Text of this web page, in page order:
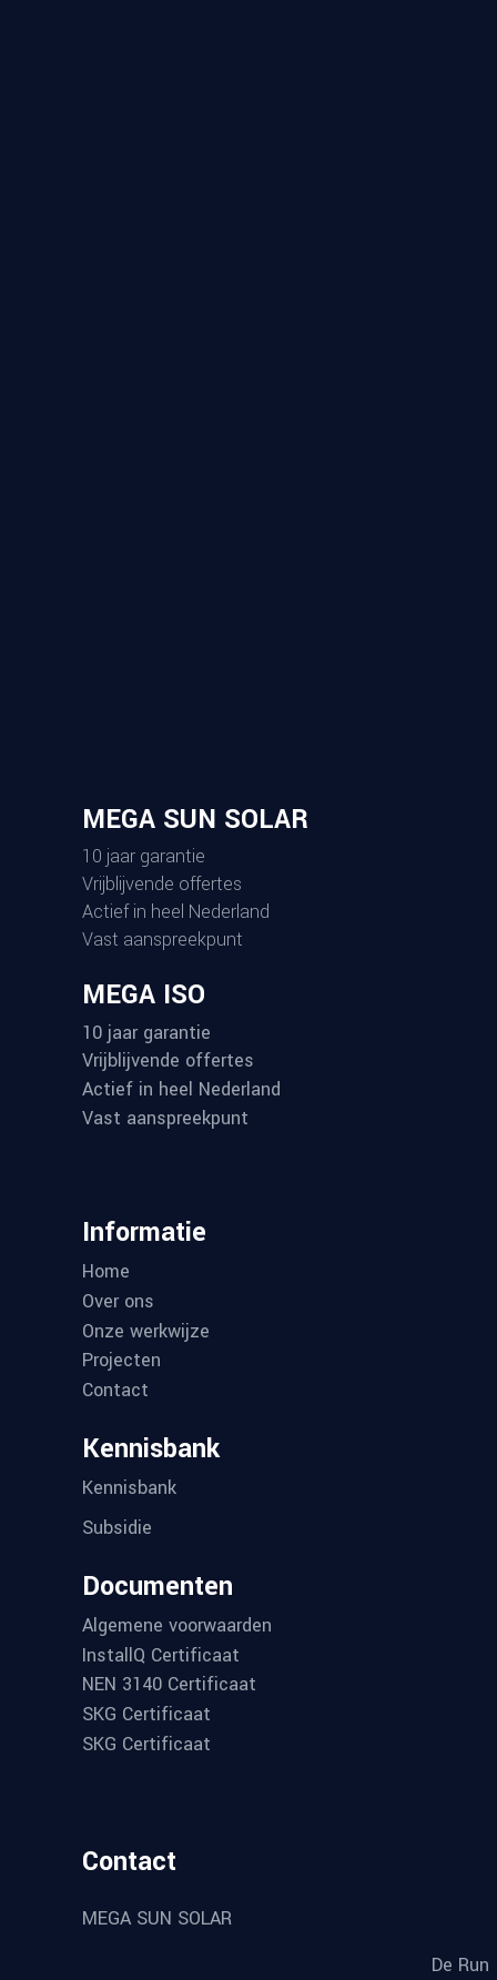
MEGA SUN SOLAR
10 jaar garantie
Vrijblijvende offertes
Actief in heel Nederland
Vast aanspreekpunt
MEGA ISO
10 jaar garantie
Vrijblijvende offertes
Actief in heel Nederland
Vast aanspreekpunt
Informatie
Home
Over ons
Onze werkwijze
Projecten
Contact
Kennisbank
Kennisbank
Subsidie
Documenten
Algemene voorwaarden
InstallQ Certificaat
NEN 3140 Certificaat
SKG Certificaat
SKG Certificaat
Contact
MEGA SUN SOLAR
De Run